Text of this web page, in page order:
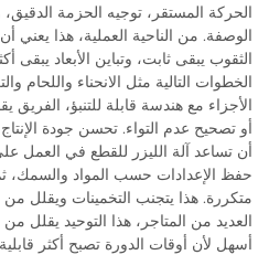
الحركة المستقر، توجيه الحزمة الدقيق،
الوصفة. من الناحية العملية، هذا يعني
الثقوب يبقى ثابت، وتباين الأبعاد يبقى
الخطوات التالية مثل الانحناء واللحام
الأجزاء مع هندسة قابلة للتنبؤ،
أو تصحيح عدم التواء. تحسن جودة
أن تساعد آلة الليزر للقطع في العمل
حفظ الإعدادات حسب المواد والسمك، ثم
متكررة. هذا يتجنب التخمينات ويقلل من
العديد من المتاجر، هذا التوحيد يقلل
أسهل لأن أوقات الدورة تصبح أكثر